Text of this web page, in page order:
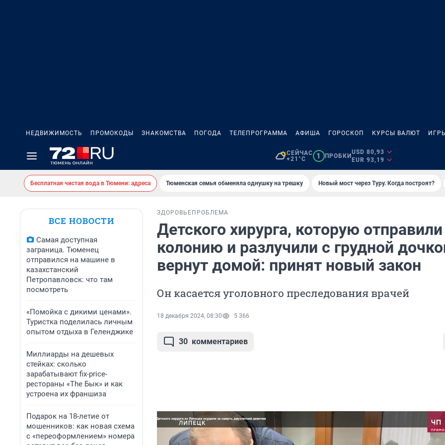
НЕДВИЖИМОСТЬ ПРОМОКОДЫ ЗНАКОМСТВА ПОГОДА ТЕЛЕПРОГРАММА АФИША ГОРОСКОП КУРСЫ ВАЛЮТ
СЕЙЧАС
+21°C
1 ПРОБКИ
USD 80,93
EUR 93,19
Бесплатная чистая вода в Тюмени: адреса Тюменская семья обменяла однушку на трешку Новый мост через Туру. Когда построят?
ВСЕ НОВОСТИ
Самая доступная
заграница. Тюменец
отправился на машине в
казахстанский
Петропавловск: что там
посмотреть
«Помойка с дикими ценами».
Туристка поделилась личным
опытом отдыха в Геленджике
Миллиарды на дешевых
стейках: сколько
зарабатывают fix-price-
рестораны «The Бык» и как
устроена их франшиза
Подарок на 18-летие от
мошенников: как новая схема
с «переоформлением» номера
ЗДОРОВЬЕ ПРОБЛЕМА
Детского хирурга, которую
колонию и разлучили с грудной
вернут домой: принят новый закон
Он касается уголовного преследования врачей
18 декабря 2024, 08:30 5 366
30 комментариев